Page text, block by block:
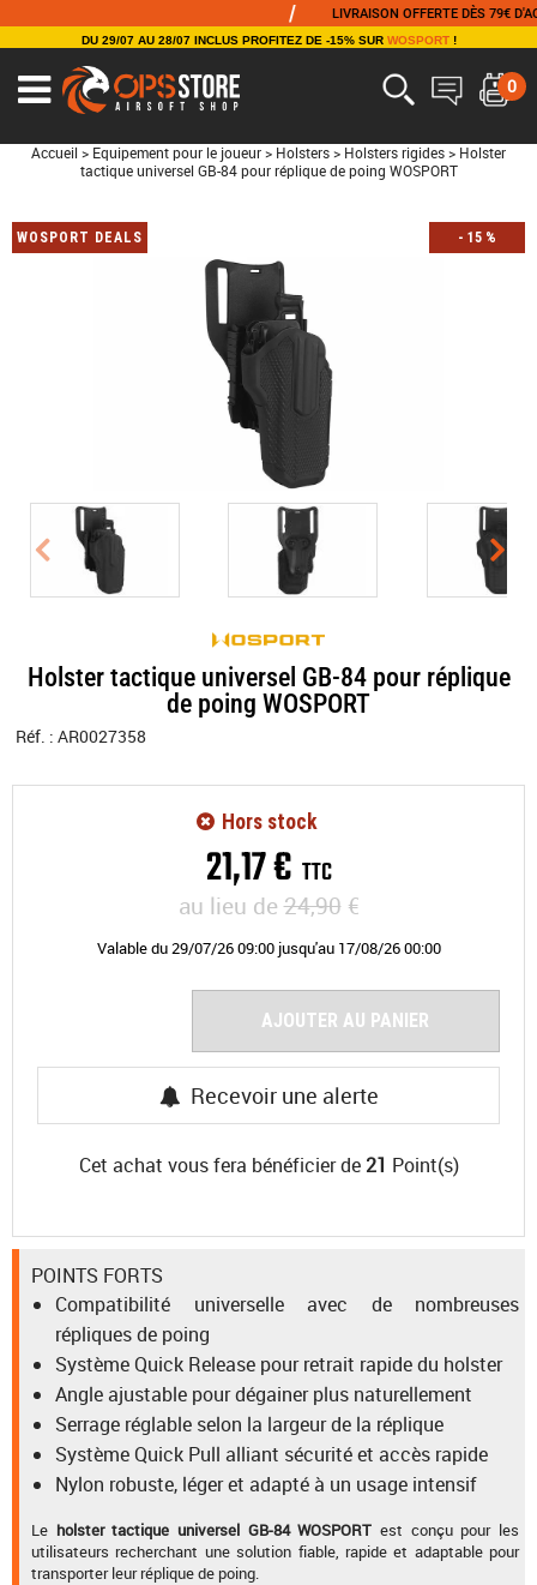
LIVRAISON OFFERTE DÈS 79€ D'ACHAT
DU 29/07 AU 28/07 INCLUS PROFITEZ DE -15% SUR WOSPORT!
0
Accueil > Equipement pour le joueur > Holsters > Holsters rigides > Holster
tactique universel GB-84 pour réplique de poing WOSPORT
WOSPORT DEALS - 15 %
Holster tactique universel GB-84 pour réplique
de poing WOSPORT
Réf. : AR0027358
21,17€ TTC
au lieu de24,90€
Valabledu29/07/26 09:00 jusqu'au 17/08/26 00:00
Hors stock
AJOUTER AU PANIER
Recevoir une alerte
Cet achat vous fera bénéficier de 21 Point(s)
POINTS FORTS
Compatibilité universelle avec de nombreuses
répliques de poing
Système Quick Release pour retrait rapide du holster
Angle ajustable pour dégainer plus naturellement
Serrage réglable selon la largeur de la réplique
Système Quick Pull alliant sécurité et accès rapide
Nylon robuste, léger et adapté à un usage intensif
Le holster tactique universel GB-84 WOSPORT est conçu pour les
utilisateurs recherchant une solution fiable, rapide et adaptable pour
transporter leur réplique de poing.